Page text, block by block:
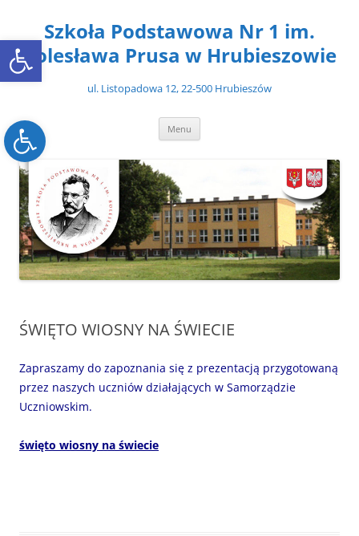
Open toolbar
Open toolbar
treściSzkoła Podstawowa Nr 1 im.
Bolesława Prusa w Hrubieszowie
ul. Listopadowa 12, 22-500 Hrubieszów
Menu
ŚWIĘTO WIOSNY NA ŚWIECIE
Zapraszamy do zapoznania się z prezentacją przygotowaną
przez naszych uczniów działających w Samorządzie
Uczniowskim.
święto wiosny na świecie